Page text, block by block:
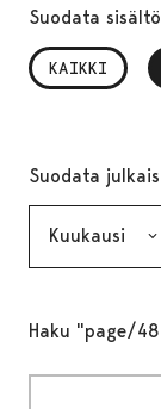
Suodata
KAIKKI
Suodata
Haku "page/